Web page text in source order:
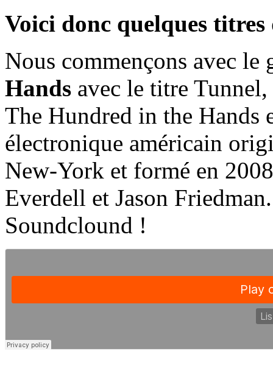
Voici donc quelques
Nous commençons avec le
Hands avec le titre
The Hundred in the Hands
électronique américain
New-York et formé en
Everdell et Jason
Soundclound !